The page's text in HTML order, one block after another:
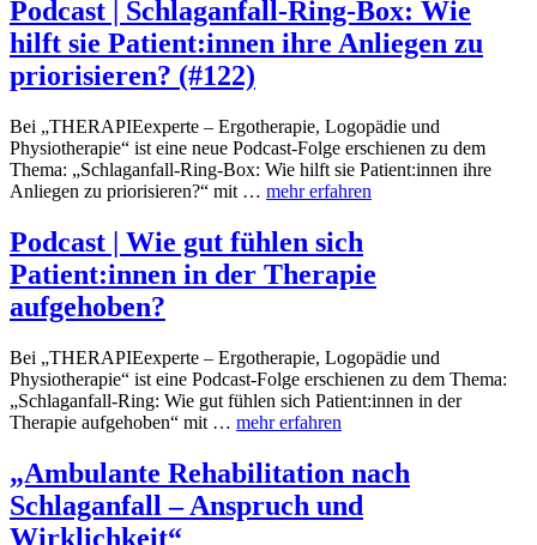
Podcast | Schlaganfall-Ring-Box: Wie
hilft sie Patient:innen ihre Anliegen zu
priorisieren? (#122)
Bei „THERAPIEexperte – Ergotherapie, Logopädie und
Physiotherapie“ ist eine neue Podcast-Folge erschienen zu dem
Thema: „Schlaganfall-Ring-Box: Wie hilft sie Patient:innen ihre
Anliegen zu priorisieren?“ mit … mehr erfahren
Podcast | Wie gut fühlen sich
Patient:innen in der Therapie
aufgehoben?
Bei „THERAPIEexperte – Ergotherapie, Logopädie und
Physiotherapie“ ist eine Podcast-Folge erschienen zu dem Thema:
„Schlaganfall-Ring: Wie gut fühlen sich Patient:innen in der
Therapie aufgehoben“ mit … mehr erfahren
„Ambulante Rehabilitation nach
Schlaganfall – Anspruch und
Wirklichkeit“